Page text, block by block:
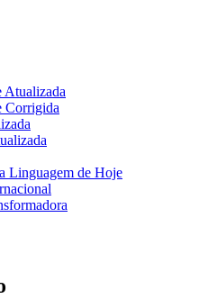
Atualizada
Corrigida
Linguagem de Hoje